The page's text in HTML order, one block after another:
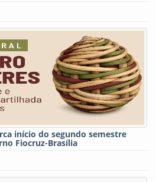
início do segundo semestre
Fiocruz-Brasília